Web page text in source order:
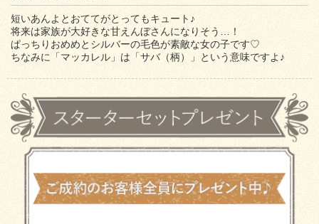
短いあんよとおててがとってもキュート♪
将来は家族が大好きな甘えんぼさんになりそう…！
ぱっちりおめめとシルバーの毛色が素敵な女の子です♡
ちなみに「マッカレル」は「サバ（柄）」という意味ですよ♪